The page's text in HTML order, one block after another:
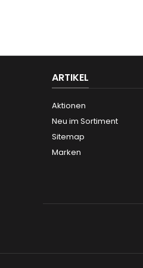
ARTIKEL
Aktionen
Neu im Sortiment
Sitemap
Marken